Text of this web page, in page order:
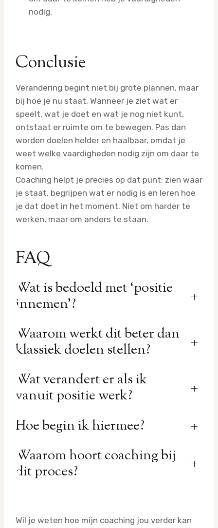
nodig.
Conclusie
Verandering begint niet bij grote plannen, maar
bij hoe je nu staat. Wanneer je ziet wat er
speelt, wat je doet en wat je nog niet kunt,
ontstaat er ruimte om te bewegen. Pas dan
worden doelen helder en haalbaar, omdat je
weet welke vaardigheden nodig zijn om daar te
komen.
Coaching helpt je precies op dat punt: zien waar
je staat, begrijpen wat er nodig is en leren hoe
je dat doet in het moment. Niet om harder te
werken, maar om anders te staan.
FAQ
Wat is bedoeld met ‘positie
innemen’?
+
Waarom werkt dit beter dan
klassiek doelen stellen?
+
Wat verandert er als ik
vanuit positie werk?
+
Hoe begin ik hiermee?
+
Waarom hoort coaching bij
dit proces?
+
Wil je weten hoe mijn coaching jou verder kan